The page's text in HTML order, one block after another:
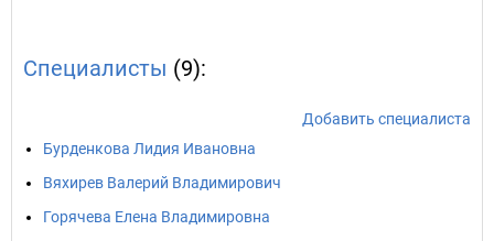
Специалисты (9):
Добавить специалиста
Бурденкова Лидия Ивановна
Вяхирев Валерий Владимирович
Горячева Елена Владимировна